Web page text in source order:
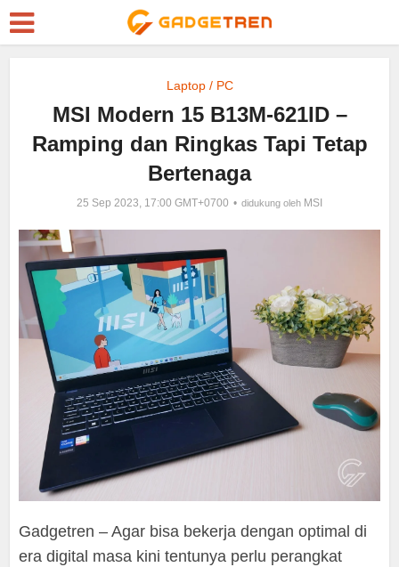
Laptop / PC
MSI Modern 15 B13M-621ID –
Ramping dan Ringkas Tapi Tetap
Bertenaga
25 Sep 2023, 17:00 GMT+0700 didukung oleh MSI
Gadgetren – Agar bisa bekerja dengan optimal di
era digital masa kini tentunya perlu perangkat